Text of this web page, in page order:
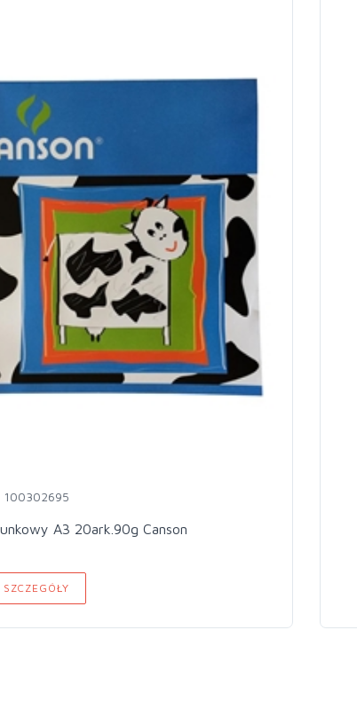
100302695
A3 20ark.90g Canson
SZCZEGÓŁY